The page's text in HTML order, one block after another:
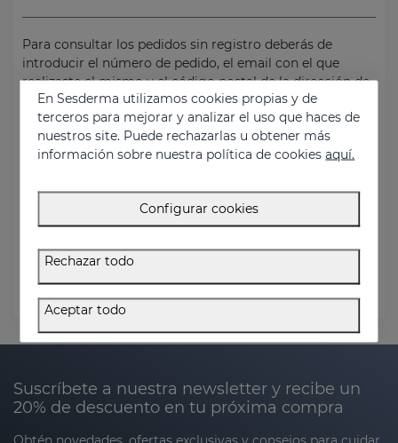
Para consultar los pedidos sin registro deberás de
introducir el número de pedido, el email con el que
realizaste el mismo y el código postal de la dirección de
facturación del pedido.
Número de pedido
Email de pedido
Suscríbete a nuestra newsletter y recibe un
20% de descuento en tu próxima compra
En Sesderma utilizamos cookies propias y de
terceros para mejorar y analizar el uso que haces de
nuestros site. Puede rechazarlas u obtener más
información sobre nuestra política de cookiesaquí.
Configurar cookies
Rechazar todo
Aceptar todo